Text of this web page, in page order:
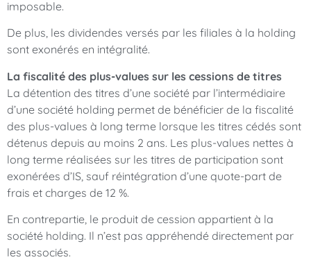
imposable.
De plus, les dividendes versés par les filiales à la holding
sont exonérés en intégralité.
La fiscalité des plus-values sur les cessions de titres
La détention des titres d’une société par l’intermédiaire
d’une société holding permet de bénéficier de la fiscalité
des plus-values à long terme lorsque les titres cédés sont
détenus depuis au moins 2 ans. Les plus-values nettes à
long terme réalisées sur les titres de participation sont
exonérées d’IS, sauf réintégration d’une quote-part de
frais et charges de 12 %.
En contrepartie, le produit de cession appartient à la
société holding. Il n’est pas appréhendé directement par
les associés.